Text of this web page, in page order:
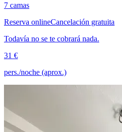
7 camas
Reserva onlineCancelación gratuita
Todavía no se te cobrará nada.
31 €
pers./noche (aprox.)